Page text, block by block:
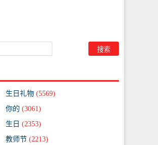
生日礼物 (5569)
你的 (3061)
生日 (2353)
教师节 (2213)